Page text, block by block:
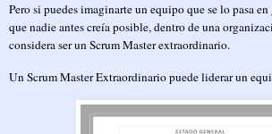
Pero si puedes imaginarte un equipo que se lo pasa
que nadie antes creía posible, dentro de una
considera ser un Scrum Master extraordinario.
Un Scrum Master Extraordinario puede liderar un